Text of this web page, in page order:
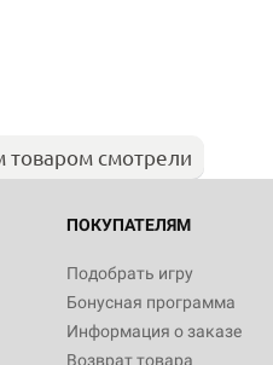
товаром смотрели
ПОКУПАТЕЛЯМ
Подобрать игру
Бонусная программа
Информация о заказе
Возврат товара